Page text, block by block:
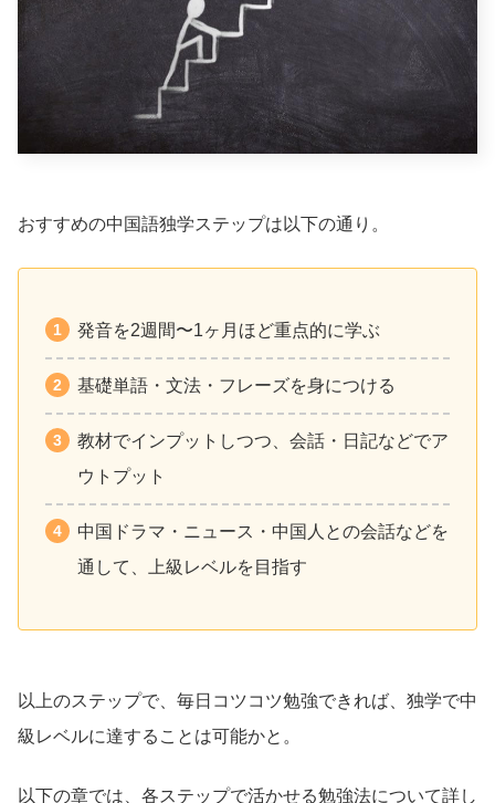
おすすめの中国語独学ステップは以下の通り。
発音を2週間〜1ヶ月ほど重点的に学ぶ
基礎単語・文法・フレーズを身につける
教材でインプットしつつ、会話・日記などでア
ウトプット
中国ドラマ・ニュース・中国人との会話などを
通して、上級レベルを目指す
以上のステップで、毎日コツコツ勉強できれば、独学で中
級レベルに達することは可能かと。
以下の章では、各ステップで活かせる勉強法について詳し